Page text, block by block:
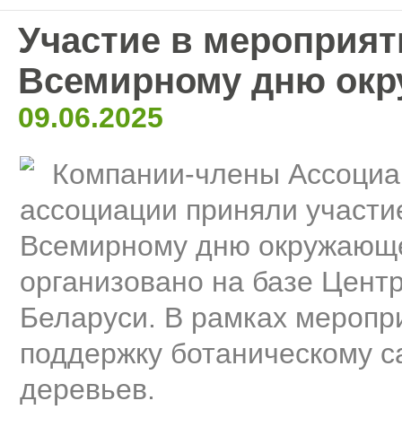
Участие в
Всемирному дню
09.06.2025
Компании-члены
ассоциации приняли
Всемирному дню
организовано на базе
Беларуси. В рамках
поддержку ботаническому
деревьев.